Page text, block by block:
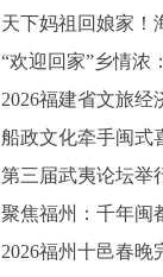
聚焦福州：千年闽